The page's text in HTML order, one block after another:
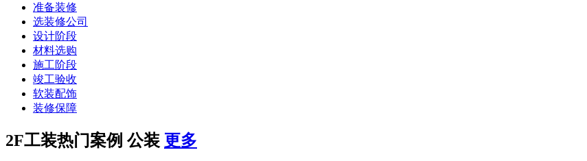
准备装修
选装修公司
设计阶段
材料选购
施工阶段
竣工验收
软装配饰
装修保障
2F工装热门案例 公装 更多